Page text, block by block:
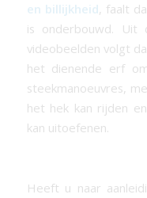
en billijkheid, faalt
is onderbouwd. Uit
videobeelden volgt
het dienende erf
steekmanoeuvres,
het hek kan rijden
kan uitoefenen.
Heeft u naar